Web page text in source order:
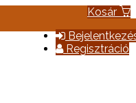
Kosár
Regisztráció